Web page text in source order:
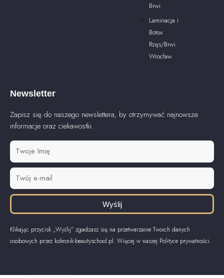
Brwi
Laminacja i
Botox
Rzęs/Brwi
Wrocław
Newsletter
Zapisz się do naszego newslettera, by otrzymywać najnowsze
informacje oraz ciekawostki.
Wyślij
Klikając przycisk „Wyślij” zgadzasz się na przetwarzanie Twoich danych
osobowych przez kolesnik-beautyschool.pl. Więcej w naszej Polityce prywatności.